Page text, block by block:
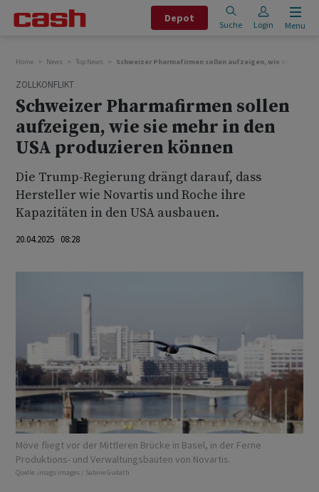
Depot
Suche Login Menu
Home News Top News Schweizer Pharmafirmen sollen aufzeigen, wie sie mehr
ZOLLKONFLIKT
Schweizer Pharmafirmen sollen
aufzeigen, wie sie mehr in den
USA produzieren können
Die Trump-Regierung drängt darauf, dass
Hersteller wie Novartis und Roche ihre
Kapazitäten in den USA ausbauen.
20.04.2025 08:28
Möve fliegt vor der Mittleren Brücke in Basel, in der Ferne
Produktions- und Verwaltungsbauten von Novartis.
Quelle: imago images / Sabine Gudath